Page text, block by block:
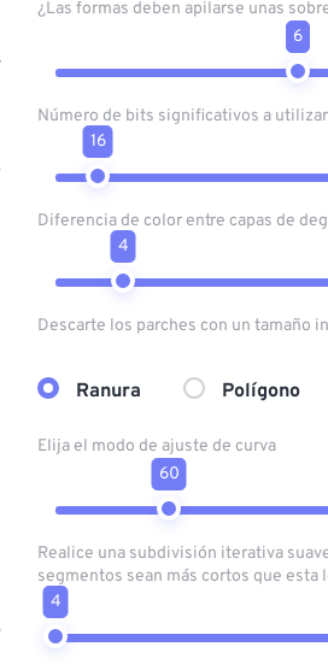
¿Las formas deben apilarse unas
6
Número de bits significativos a utilizar
16
Diferencia de color entre capas de
4
Descarte los parches con un tamaño
Ranura Polígono
Elija el modo de ajuste de curva
60
Realice una subdivisión iterativa
segmentos sean más cortos que esta
4